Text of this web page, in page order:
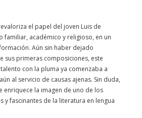
el papel del joven Luis de
familiar, académico y religioso, en un
Aún sin haber dejado
sus primeras composiciones, este
con la pluma ya comenzaba a
al servicio de causas ajenas. Sin duda,
enriquece la imagen de uno de los
y fascinantes de la literatura en lengua